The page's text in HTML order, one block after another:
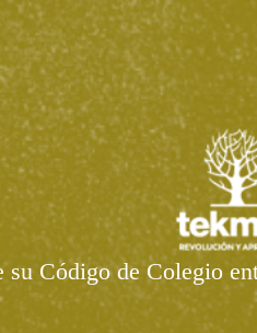
su Código de Colegio